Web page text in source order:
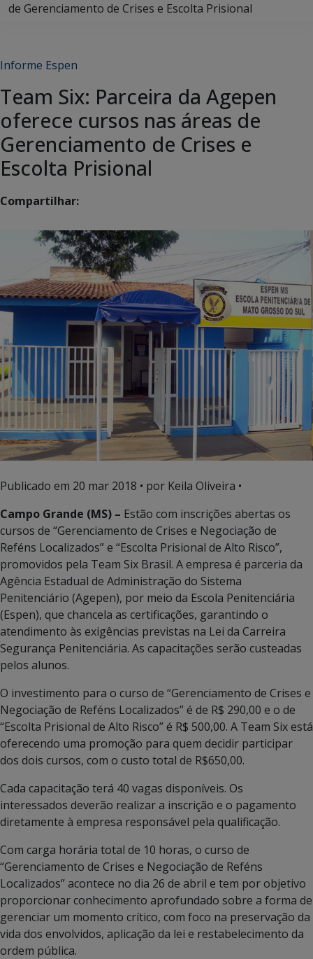
de Gerenciamento de Crises e Escolta Prisional
Informe Espen
Team Six: Parceira da Agepen
oferece cursos nas áreas de
Gerenciamento de Crises e
Escolta Prisional
Compartilhar:
Publicado em 20 mar 2018 • por Keila Oliveira •
Campo Grande (MS) – Estão com inscrições abertas os
cursos de “Gerenciamento de Crises e Negociação de
Reféns Localizados” e “Escolta Prisional de Alto Risco”,
promovidos pela Team Six Brasil. A empresa é parceria da
Agência Estadual de Administração do Sistema
Penitenciário (Agepen), por meio da Escola Penitenciária
(Espen), que chancela as certificações, garantindo o
atendimento às exigências previstas na Lei da Carreira
Segurança Penitenciária. As capacitações serão custeadas
pelos alunos.
O investimento para o curso de “Gerenciamento de Crises e
Negociação de Reféns Localizados” é de R$ 290,00 e o de
“Escolta Prisional de Alto Risco” é R$ 500,00. A Team Six está
oferecendo uma promoção para quem decidir participar
dos dois cursos, com o custo total de R$650,00.
Cada capacitação terá 40 vagas disponíveis. Os
interessados deverão realizar a inscrição e o pagamento
diretamente à empresa responsável pela qualificação.
Com carga horária total de 10 horas, o curso de
“Gerenciamento de Crises e Negociação de Reféns
Localizados” acontece no dia 26 de abril e tem por objetivo
proporcionar conhecimento aprofundado sobre a forma de
gerenciar um momento crítico, com foco na preservação da
vida dos envolvidos, aplicação da lei e restabelecimento da
ordem pública.